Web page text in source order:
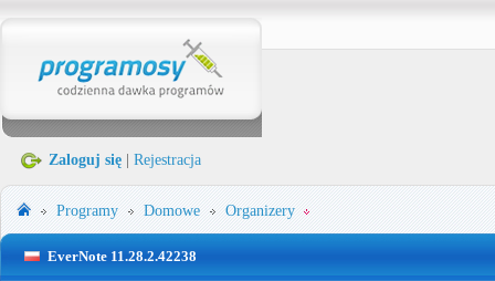
Zaloguj się Rejestracja
Programy Domowe Organizery
EverNote 11.28.2.42238